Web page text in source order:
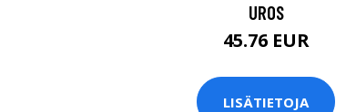
UROS
45.76 EUR
LISÄTIETOJA